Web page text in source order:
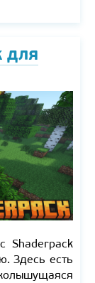
для
Shaderpack
Здесь есть